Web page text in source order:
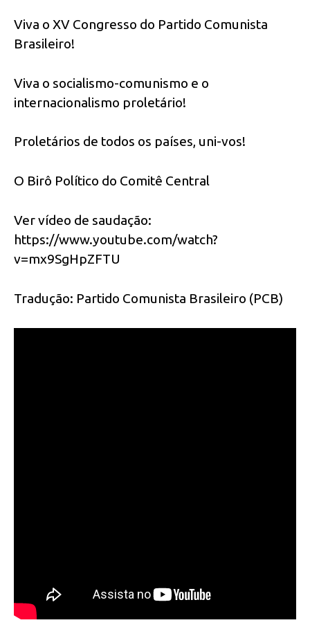
Viva o XV Congresso do Partido Comunista
Brasileiro!
Viva o socialismo-comunismo e o
internacionalismo proletário!
Proletários de todos os países, uni-vos!
O Birô Político do Comitê Central
Ver vídeo de saudação:
https://www.youtube.com/watch?
v=mx9SgHpZFTU
Tradução: Partido Comunista Brasileiro (PCB)